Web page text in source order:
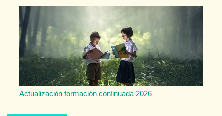
Actualización formación continuada 2026